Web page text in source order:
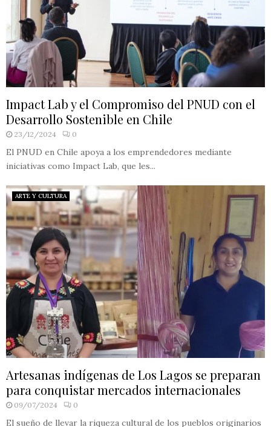
Impact Lab y el Compromiso del PNUD con el
Desarrollo Sostenible en Chile
23/12/2024 0
El PNUD en Chile apoya a los emprendedores mediante
iniciativas como Impact Lab, que les...
ARTE Y CULTURA
Artesanas indígenas de Los Lagos se preparan
para conquistar mercados internacionales
09/07/2024 0
El sueño de llevar la riqueza cultural de los pueblos originarios